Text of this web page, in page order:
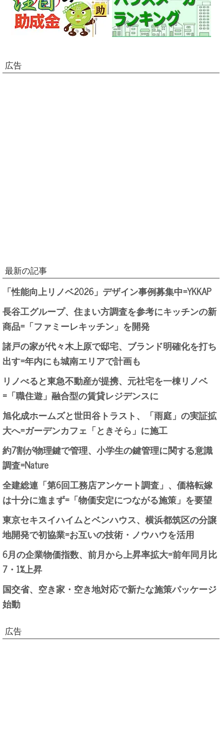
広告
最新の記事
「性能向上リノベ2026」デザイン事例募集中=YKKAP
長谷工グループ、住まい方調査を参考にキッチンの新
商品=「ファミーレキッチン」を開発
諸戸の家が代々木上原で邸宅、ブランド明確化を打ち
出す=年内にも城南エリアで計画も
リノべると東急不動産が提携、元社宅を一棟リノベ
=「職住遊」融合型の賃貸レジデンスに
旭化成ホームズと世田谷トラスト、「雨庭」の実証拡
大へ=ガーデンカフェ「ときそら」に施工
約7割が物理鍵で管理、小学生の鍵管理に関する意識
調査=Nature
全建総連「第6回工務店アンケート調査」、価格転嫁
は十分に進まず=「物価安定につながる施策」を要望
東京セキスイハイムとベンハウス、横浜都筑区の分譲
地開発で初協業=お互いの技術・ノウハウを活用
6月の企業物価指数、前月から上昇率拡大=前年同月比
7・1%上昇
国交省、空き家・空き地対応で新たな施策パッケージ
始動
広告